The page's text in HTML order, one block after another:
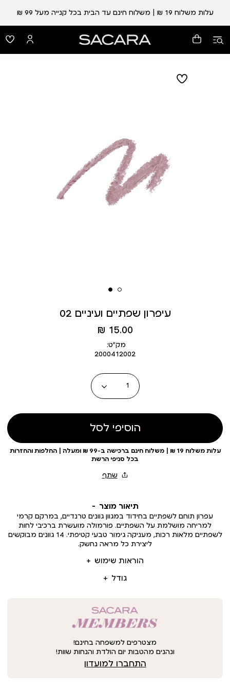
עלות משלוח 19 ₪ | משלוח חינם עד הבית בכל קנייה מעל 99 ₪
עיפרון שפתיים ועיניים 02
מחיר
מוצר
15.00 ₪
מק״ט:
2000412002
כמות
הוסיפי לסל
עלות משלוח 19 ₪ | משלוח חינם ברכישה ב-99 ₪ ומעלה | החלפות והחזרות
בכל סניפי הרשת
תיאור מוצר
הוראות שימוש
גודל
עפרון תוחם לשפתיים בחידוד במגוון גוונים טרנדיים, במרקם קרמי
למריחה מושלמת על השפתיים. פורמולה מועשרת ברכיבי לחות
לשפתיים מלאות רכות, מעניקה גימור טבעי קטיפתי. 14 גוונים מבוקשים
ליצירת כל מראה נחשק.
מצטרפים למשפחה בחינם!
ונהנים מהטבות יום הולדת והנחות שוות!
התחברו למועדון